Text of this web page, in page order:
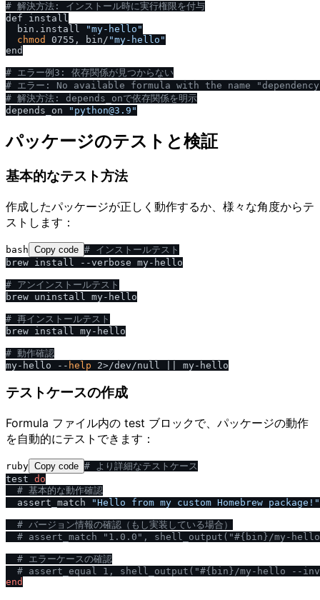
# 解決方法: インストール時に実行権限を付与
def install
  bin.install
"my-hello"
chmod
0755, bin/ "my-hello"
end
# エラー例3: 依存関係が見つからない
# エラー: No available formula with the name
# 解決方法: depends_onで依存関係を明示
depends_on
"python@3.9"
パッケージのテストと検証
基本的なテスト方法
作成したパッケージが正しく動作するか、様々な角度からテ
ストします：
bash Copy code # インストールテスト
brew install --verbose my-hello
# アンインストールテスト
brew uninstall my-hello
# 再インストールテスト
brew install my-hello
# 動作確認
my-hello -- help
テストケースの作成
Formula ファイル内の test ブロックで、パッケージの動作
を自動的にテストできます：
ruby Copy code # より詳細なテストケース
test do
# 基本的な動作確認
  assert_match
"Hello from my custom Homebrew package!"
# バージョン情報の確認（もし実装している場合）
# assert_match "1.0.0", shell_output("#{bin}/my-
# エラーケースの確認
# assert_equal 1, shell_output("#{bin}/my-hello --
end